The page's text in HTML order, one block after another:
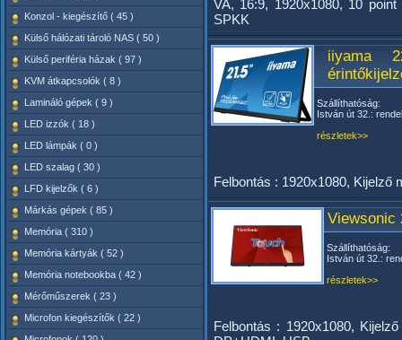
Konzol - kiegészítő ( 45 )
Külső hálózati tároló NAS ( 50 )
Külső periféria házak ( 97 )
KVM átkapcsolók ( 8 )
Lamináló gépek ( 9 )
LED izzók ( 18 )
LED lámpák ( 0 )
LED szalag ( 30 )
LFD kijelzők ( 6 )
Márkás gépek ( 85 )
Memória ( 310 )
Memória kártyák ( 52 )
Memória notebookba ( 42 )
Mérőműszerek ( 23 )
Microfon kiegészítők ( 22 )
VA, 16:9, 1920x1080, 10
SPKK
iiyama
Szállíthatóság:
István út 32.:
részletek>>
Felbontás : 1920x1080, Kijelző
Viewsonic
Szállíthatóság:
István út 32.:
részletek>>
Felbontás : 1920x1080,